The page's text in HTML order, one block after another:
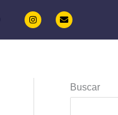
I
n
s
t
E
n
v
e
Buscar